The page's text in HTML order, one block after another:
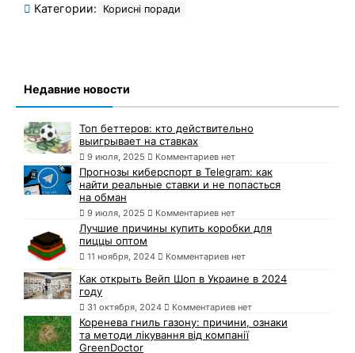
Категории: Корисні поради
Недавние новости
Топ беттеров: кто действительно
выигрывает на ставках
9 июля, 2025 Комментариев нет
Прогнозы киберспорт в Telegram: как
найти реальные ставки и не попасться
на обман
9 июля, 2025 Комментариев нет
Лучшие причины купить коробки для
пиццы оптом
11 ноября, 2024 Комментариев нет
Как открыть Вейп Шоп в Украине в 2024
году
31 октября, 2024 Комментариев нет
Коренева гниль газону: причини, ознаки
та методи лікування від компанії
GreenDoctor